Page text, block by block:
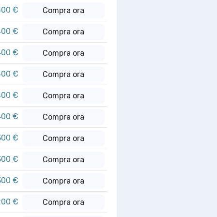
€ Compra ora
€ Compra ora
€ Compra ora
€ Compra ora
€ Compra ora
€ Compra ora
€ Compra ora
€ Compra ora
€ Compra ora
€ Compra ora